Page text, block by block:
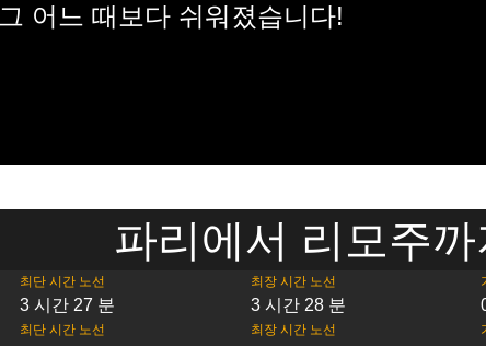
어느 때보다 쉬워졌습니다!
파리에서 리모주
최단 시간 노선
3 시간 27 분
최장 시간 노선
3 시간 28 분
최단 시간 노선 최장 시간 노선